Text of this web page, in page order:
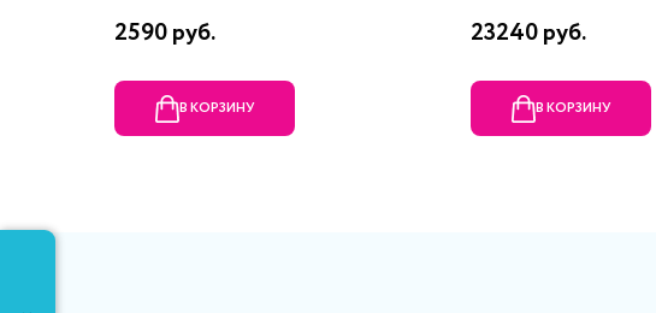
2590 руб.
В КОРЗИНУ
23240 руб.
В КОРЗИНУ